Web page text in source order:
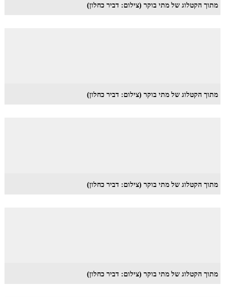
מתוך הקטלוג של מתי בוקר (צילום: דביר כחלון)
מתוך הקטלוג של מתי בוקר (צילום: דביר כחלון)
מתוך הקטלוג של מתי בוקר (צילום: דביר כחלון)
מתוך הקטלוג של מתי בוקר (צילום: דביר כחלון)